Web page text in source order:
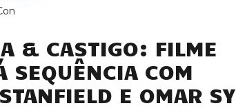
& CASTIGO: FILME
SEQUÊNCIA COM
E OMAR SY